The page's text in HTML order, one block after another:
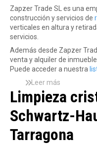
a
l
i
a
c
i
d
l
e
Zapzer Trade SL es una
construcción y servicios de
verticales en altura y
servicios.
Además desde Zapzer
venta y alquiler de
Puede acceder a nuestra
Leer más
o
b
r
e
E
m
Limpieza
Schwartz-
Tarragona